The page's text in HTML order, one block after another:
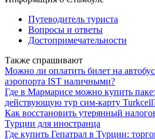
Путеводитель туриста
Вопросы и ответы
Достопримечательности
Также спрашивают
Можно ли оплатить билет на
аэропорта IST наличными?
Где в Мармарисе можно купить
действующую тур сим-карту
Как восстановить утерянный
Турции для иностранца
Где купить Гепатрал в Турции: